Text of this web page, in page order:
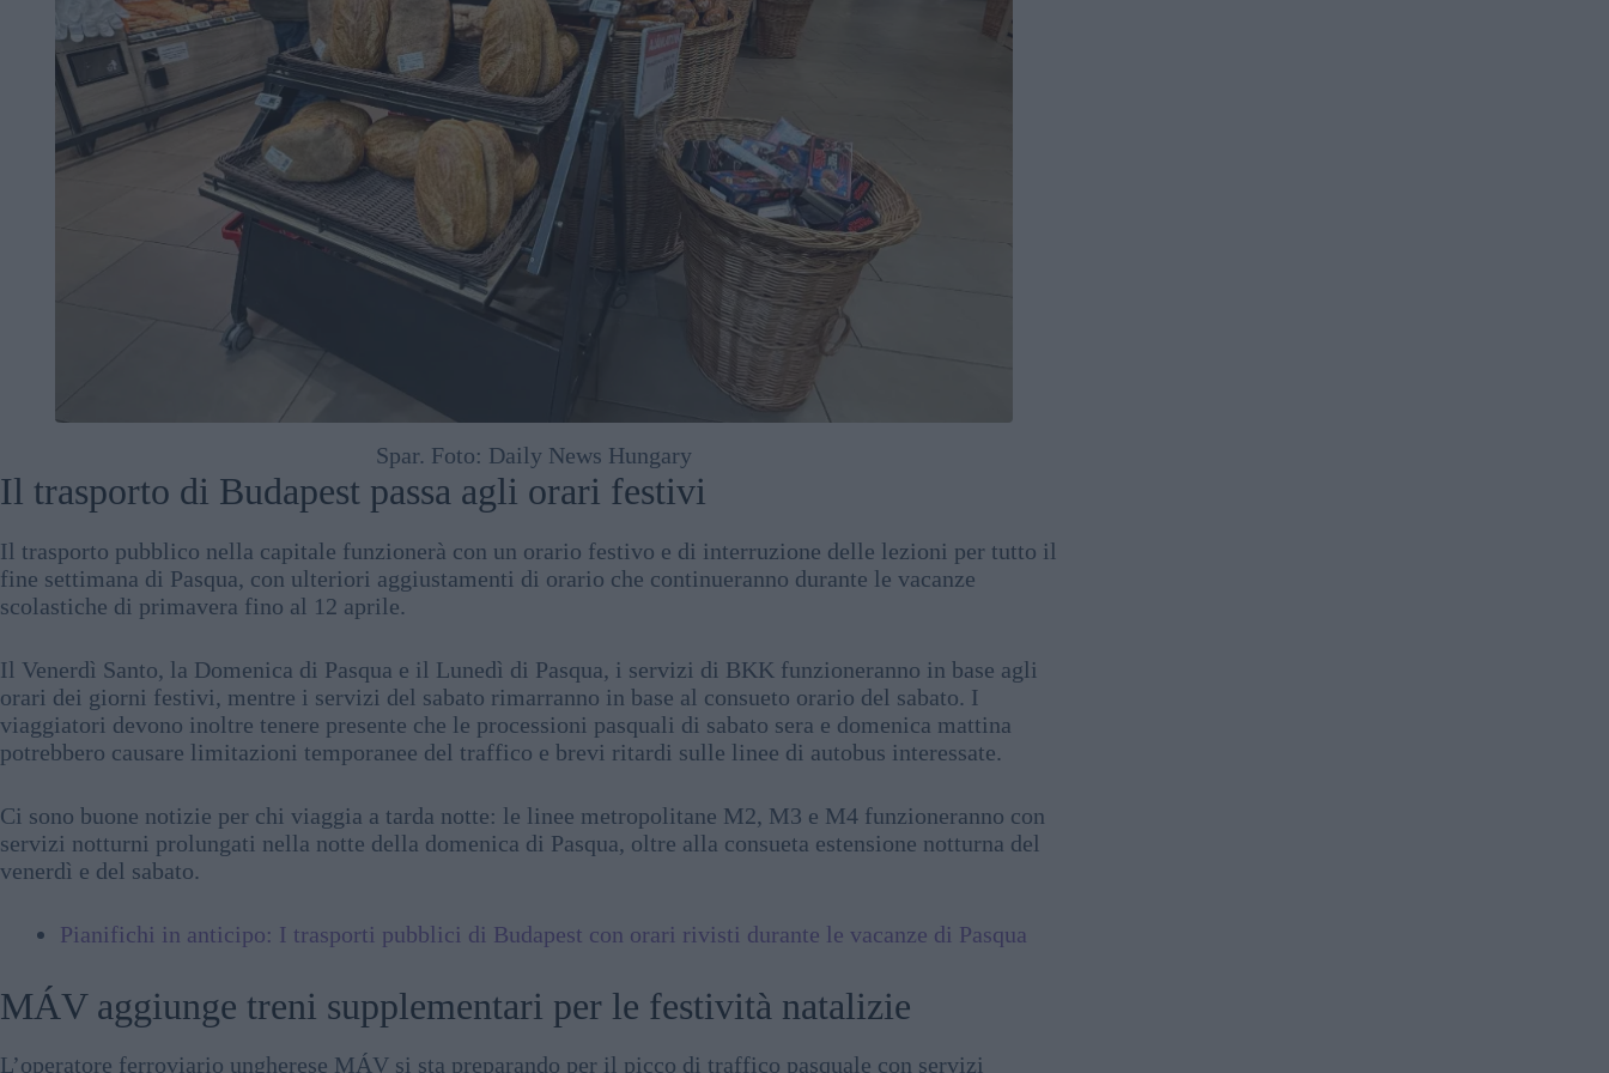
Spar. Foto: Daily News Hungary
Il trasporto di Budapest passa agli orari festivi
Il trasporto pubblico nella capitale funzionerà con un orario festivo e di interruzione delle lezioni per tutto il
fine settimana di Pasqua, con ulteriori aggiustamenti di orario che continueranno durante le vacanze
scolastiche di primavera fino al 12 aprile.
Il Venerdì Santo, la Domenica di Pasqua e il Lunedì di Pasqua, i servizi di BKK funzioneranno in base agli
orari dei giorni festivi, mentre i servizi del sabato rimarranno in base al consueto orario del sabato. I
viaggiatori devono inoltre tenere presente che le processioni pasquali di sabato sera e domenica mattina
potrebbero causare limitazioni temporanee del traffico e brevi ritardi sulle linee di autobus interessate.
Ci sono buone notizie per chi viaggia a tarda notte: le linee metropolitane M2, M3 e M4 funzioneranno con
servizi notturni prolungati nella notte della domenica di Pasqua, oltre alla consueta estensione notturna del
venerdì e del sabato.
Pianifichi in anticipo: I trasporti pubblici di Budapest con orari rivisti durante le vacanze di Pasqua
MÁV aggiunge treni supplementari per le festività natalizie
L’operatore ferroviario ungherese MÁV si sta preparando per il picco di traffico pasquale con servizi